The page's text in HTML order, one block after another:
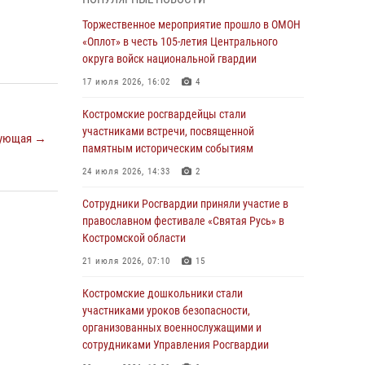
→
В Росгвардии по Костромской области
проходят мероприятия, посвященные 108-й
годовщине со дня рождения генерала армии
Ивана Кирилловича Яковлева
Состоялась рабочая встреча директора
Росгвардии Героя России генерала армии
Виктора Золотова с заместителем
Российской Федерации в Северо-Кавказском
федеральном округе Виталием Кузнецовым
31 июля 2026, 07:08
службой в ведомстве
31 июля 2026, 06:48 1
Костромские дошкольники стали
участниками уроков безопасности,
Торжественное мероприятие прошло в ОМОН
«Оплот» в честь 105-летия Центрального
округа войск национальной гвардии
17 июля 2026, 16:02 4
Костромские росгвардейцы стали
участниками встречи, посвященной
памятным историческим событиям
24 июля 2026, 14:33 2
Сотрудники Росгвардии приняли участие в
православном фестивале «Святая Русь» в
Костромской области
21 июля 2026, 07:10 15
Костромские дошкольники стали
участниками уроков безопасности,
организованных военнослужащими и
сотрудниками Управления Росгвардии